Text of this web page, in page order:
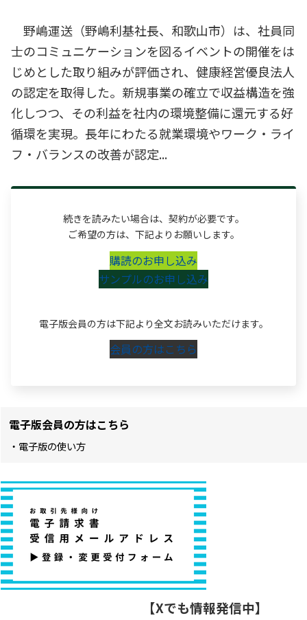
野嶋運送（野嶋利基社長、和歌山市）は、社員同
士のコミュニケーションを図るイベントの開催をは
じめとした取り組みが評価され、健康経営優良法人
の認定を取得した。新規事業の確立で収益構造を強
化しつつ、その利益を社内の環境整備に還元する好
循環を実現。長年にわたる就業環境やワーク・ライ
フ・バランスの改善が認定...
続きを読みたい場合は、契約が必要です。
ご希望の方は、下記よりお願いします。
購読のお申し込み
サンプルのお申し込み
電子版会員の方は下記より全文お読みいただけます。
会員の方はこちら
電子版会員の方はこちら
・電子版の使い方
【Xでも情報発信中】